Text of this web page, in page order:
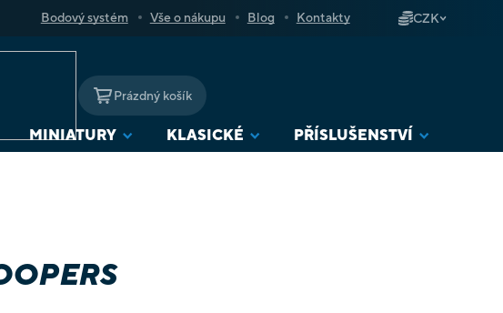
Bodový systém Vše o nákupu Blog Kontakty CZK
NÁKUPNÍ
KOŠÍK
Prázdný košík
MINIATURY KLASICKÉ PŘÍSLUŠENSTVÍ